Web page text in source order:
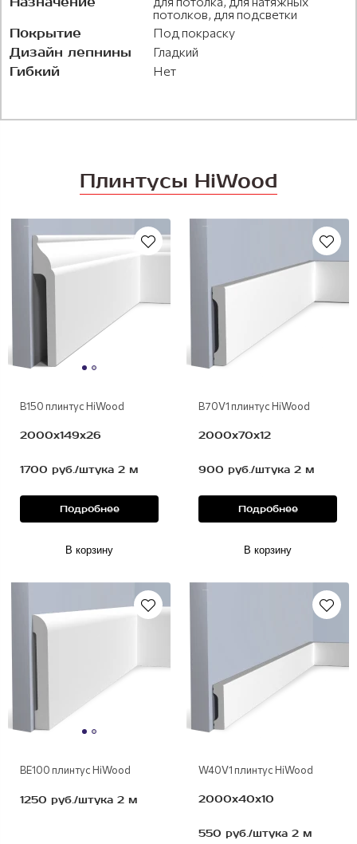
потолков, для подсветки
Покрытие Под покраску
Дизайн лепнины Гладкий
Гибкий Нет
Плинтусы HiWood
В150 плинтус HiWood
2000х149х26
1700 руб./штука 2 м
Подробнее
В корзину
B70V1 плинтус HiWood
2000х70х12
900 руб./штука 2 м
Подробнее
В корзину
ВЕ100 плинтус HiWood
1250 руб./штука 2 м
W40V1 плинтус HiWood
2000х40х10
550 руб./штука 2 м